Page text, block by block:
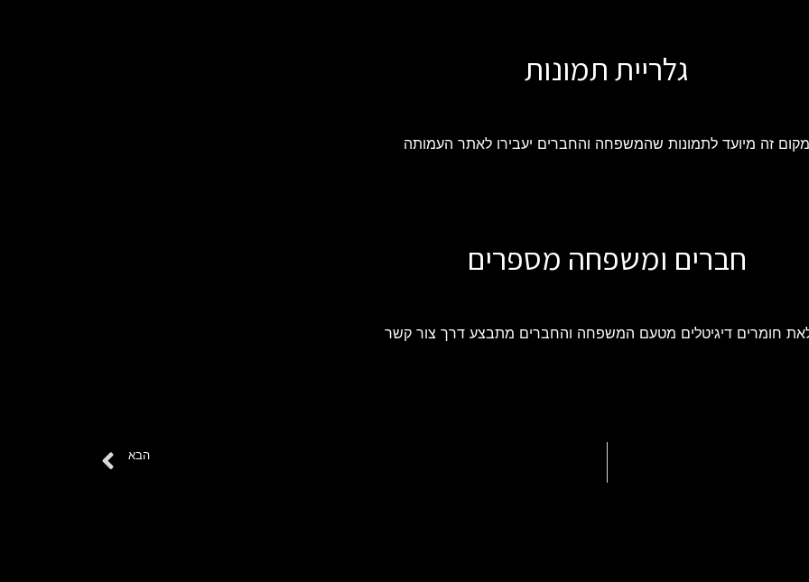
גלריית תמונות
מקום זה מיועד לתמונות שהמשפחה והחברים יעבירו לאתר העמותה
חברים ומשפחה מספרים
חומרים דיגיטלים מטעם המשפחה והחברים מתבצע דרך צור קשר
הבא